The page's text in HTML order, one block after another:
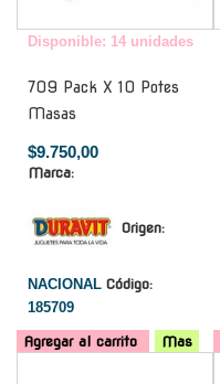
Disponible: 14 unidades
709 Pack X 10 Potes
Masas
$9.750,00
Marca:
Origen:
NACIONAL Código:
185709
Agregar al carrito Mas